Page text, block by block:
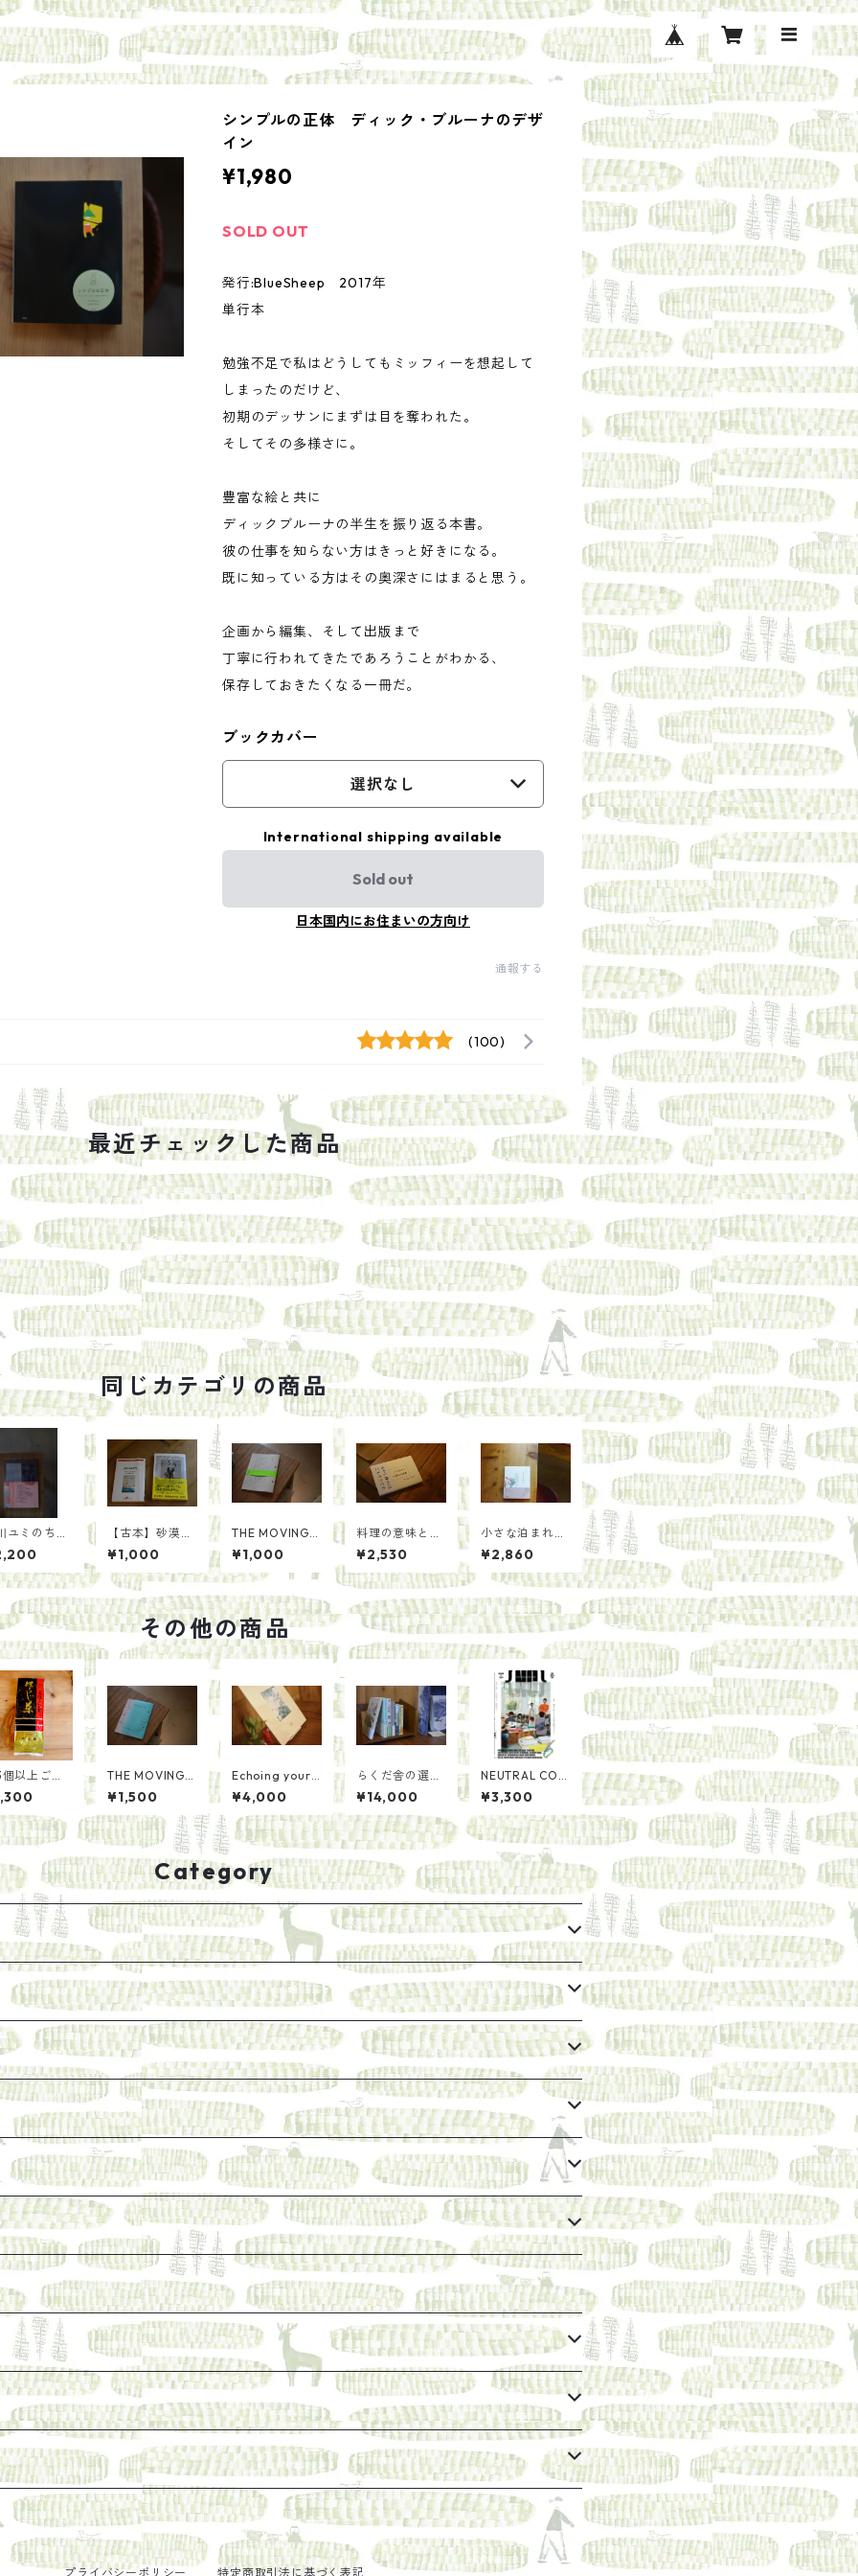
シンプルの正体 ディック・ブルーナのデザ
イン
¥1,980
SOLD OUT
発行:BlueSheep 2017年
単行本
勉強不足で私はどうしてもミッフィーを想起して
しまったのだけど、
初期のデッサンにまずは目を奪われた。
そしてその多様さに。
豊富な絵と共に
ディックブルーナの半生を振り返る本書。
彼の仕事を知らない方はきっと好きになる。
既に知っている方はその奥深さにはまると思う。
企画から編集、そして出版まで
丁寧に行われてきたであろうことがわかる、
保存しておきたくなる一冊だ。
ブックカバー
選択なし
International shipping available
Sold out
日本国内にお住まいの方向け
通報する
(100)
最近チェックした商品
同じカテゴリの商品
ユミのちく
服つくり／
ユミ
【古本】砂漠に
街が入り込んだ
日／グカ・ハン
著 原正人訳
¥1,000
THE MOVING i
ssue02
¥1,000
料理の意味とそ
の手立て／ウ
ー・ウェン
¥2,530
小さな泊まれる
出版社/川口
瞬 來住友美
¥2,860
その他の商品
以上ご注
[新茶をお
]一番茶を
に 上ほう
（200g）
THE MOVING i
ssue01+introd
uctionセット
¥1,500
Echoing your
s/大西文香
¥4,000
らくだ舎の選書
「山」
¥14,000
NEUTRAL COL
ORS 6 滞在で感
じたあの特別な
時間はなんだ
¥3,300
Category
ど、長く売り続けたい一冊
連本
ど
た本を巡らせて
プライバシーポリシー 特定商取引法に基づく表記